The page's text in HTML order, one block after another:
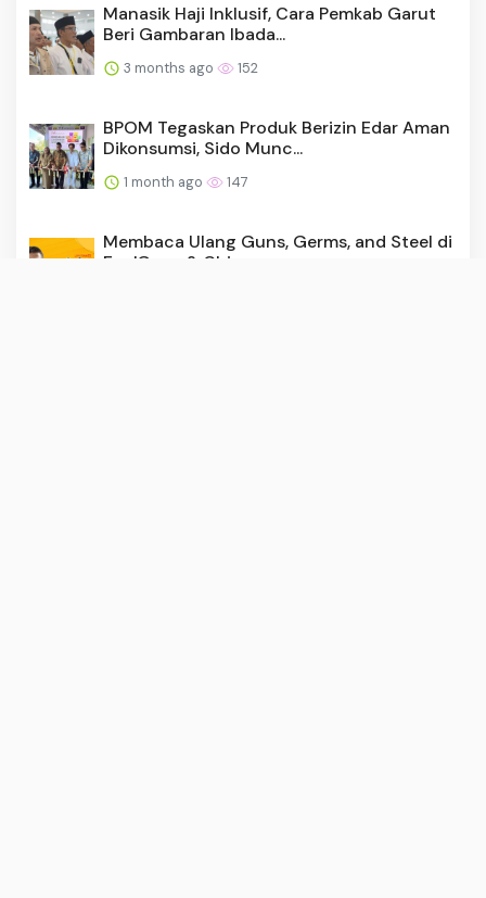
Manasik Haji Inklusif, Cara Pemkab Garut
Beri Gambaran Ibada...
3 months ago 152
BPOM Tegaskan Produk Berizin Edar Aman
Dikonsumsi, Sido Munc...
1 month ago 147
Membaca Ulang Guns, Germs, and Steel di
Era 'Guns & Chip...